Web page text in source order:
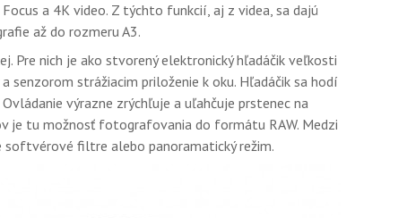
a 4K video. Z týchto funkcií, aj z videa, sa dajú
až do rozmeru A3.
Pre nich je ako stvorený elektronický hľadáčik veľkosti
strážiacim priloženie k oku. Hľadáčik sa hodí
výrazne zrýchľuje a uľahčuje prstenec na
je tu možnosť fotografovania do formátu RAW. Medzi
​​filtre alebo panoramatický režim.